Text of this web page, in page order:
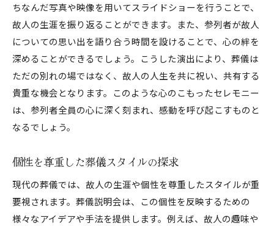
ちなんだ写真や映像を用いてスライドショーを行うことで、
故人の生涯を振り返ることができます。また、参列者が故人
についての思い出を語り合う時間を設けることで、心の絆を
深めることができるでしょう。こうした演出により、葬儀は
ただの別れの場ではなく、故人の人生を共に祝い、共有する
貴重な機会となります。このような心のこもったセレモニー
は、参列者全員の心に深く刻まれ、感動を呼び起こすものと
なるでしょう。
個性を尊重した葬儀スタイルの探求
現代の葬儀では、故人の生涯や個性を尊重したスタイルが重
要視されます。葬儀説明会は、この個性を反映するための
様々なアイデアや手法を提供します。例えば、故人の趣味や